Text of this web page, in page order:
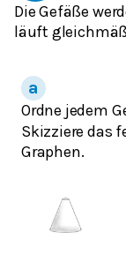
Die Gefäße
läuft
Ordne jedem
Skizziere das
Graphen.